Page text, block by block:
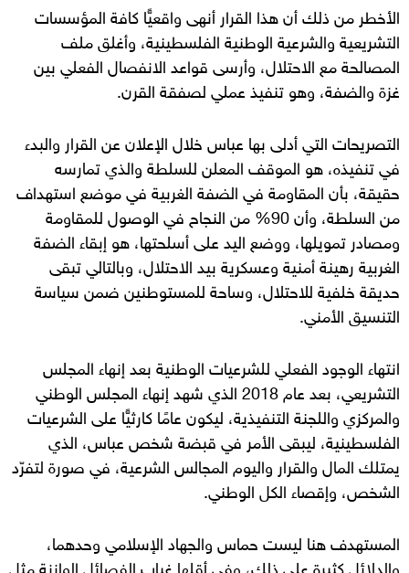
الأخطر من ذلك أن هذا القرار أنهى واقعيًّا كافة المؤسسات
التشريعية والشرعية الوطنية الفلسطينية، وأغلق ملف
المصالحة مع الاحتلال، وأرسى قواعد الانفصال الفعلي بين
غزة والضفة، وهو تنفيذ عملي لصفقة القرن.
التصريحات التي أدلى بها عباس خلال الإعلان عن القرار والبدء
في تنفيذه، هو الموقف المعلن للسلطة والذي تمارسه
حقيقة، بأن المقاومة في الضفة الغربية في موضع استهداف
من السلطة، وأن 90% من النجاح في الوصول للمقاومة
ومصادر تمويلها، ووضع اليد على أسلحتها، هو إبقاء الضفة
الغربية رهينة أمنية وعسكرية بيد الاحتلال، وبالتالي تبقى
حديقة خلفية للاحتلال، وساحة للمستوطنين ضمن سياسة
التنسيق الأمني.
انتهاء الوجود الفعلي للشرعيات الوطنية بعد إنهاء المجلس
التشريعي، بعد عام 2018 الذي شهد إنهاء المجلس الوطني
والمركزي واللجنة التنفيذية، ليكون عامًا كارثيًّا على الشرعيات
الفلسطينية، ليبقى الأمر في قبضة شخص عباس، الذي
يمتلك المال والقرار واليوم المجالس الشرعية، في صورة لتفرّد
الشخص، وإقصاء الكل الوطني.
المستهدف هنا ليست حماس والجهاد الإسلامي وحدهما،
والدلائل كثيرة على ذلك، وفي أقلها غياب الفصائل الوازنة مثل